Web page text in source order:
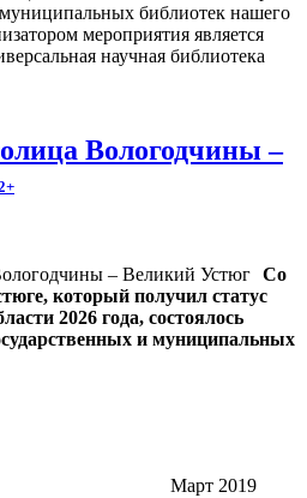
библиотек нашего
мероприятия является
научная библиотека
Вологодчины –
Со
который получил статус
2026 года, состоялось
и муниципальных
Март 2019